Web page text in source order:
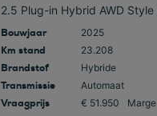
2.5 Plug-in Hybrid AWD
Bouwjaar 2025
Km stand 23.208
Brandstof Hybride
Transmissie Automaat
Vraagprijs € 51.950 Marge